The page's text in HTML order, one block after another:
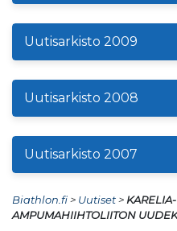
Uutisarkisto 2009
Uutisarkisto 2008
Uutisarkisto 2007
Biathlon.fi> Uutiset>
AMPUMAHIIHTOLIITON